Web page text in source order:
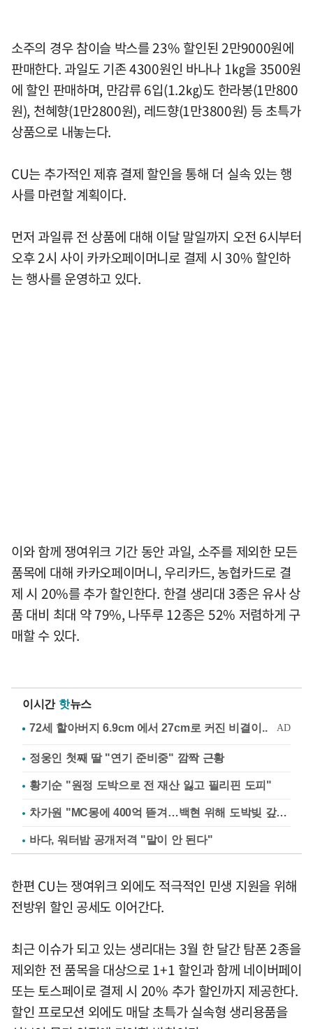
소주의 경우 참이슬 박스를 23% 할인된 2만9000원에
판매한다. 과일도 기존 4300원인 바나나 1㎏을 3500원
에 할인 판매하며, 만감류 6입(1.2㎏)도 한라봉(1만800
원), 천혜향(1만2800원), 레드향(1만3800원) 등 초특가
상품으로 내놓는다.
CU는 추가적인 제휴 결제 할인을 통해 더 실속 있는 행
사를 마련할 계획이다.
먼저 과일류 전 상품에 대해 이달 말일까지 오전 6시부터
오후 2시 사이 카카오페이머니로 결제 시 30% 할인하
는 행사를 운영하고 있다.
이와 함께 쟁여위크 기간 동안 과일, 소주를 제외한 모든
품목에 대해 카카오페이머니, 우리카드, 농협카드로 결
제 시 20%를 추가 할인한다. 한결 생리대 3종은 유사 상
품 대비 최대 약 79%, 나뚜루 12종은 52% 저렴하게 구
매할 수 있다.
이시간 핫뉴스
정웅인 첫째 딸 "연기 준비중" 깜짝 근황
황기순 "원정 도박으로 전 재산 잃고 필리핀 도피"
차가원 "MC몽에 400억 뜯겨…백현 위해 도박빚 갚아줘"
바다, 워터밤 공개저격 "말이 안 된다"
한편 CU는 쟁여위크 외에도 적극적인 민생 지원을 위해
전방위 할인 공세도 이어간다.
최근 이슈가 되고 있는 생리대는 3월 한 달간 탐폰 2종을
제외한 전 품목을 대상으로 1+1 할인과 함께 네이버페이
또는 토스페이로 결제 시 20% 추가 할인까지 제공한다.
할인 프로모션 외에도 매달 초특가 실속형 생리용품을